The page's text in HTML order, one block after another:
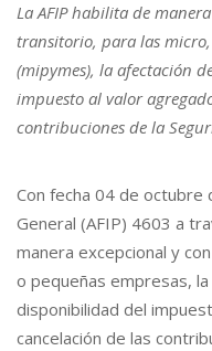
La AFIP habilita de
transitorio, para las
(mipymes), la afectación
impuesto al valor
contribuciones de la
Con fecha 04 de octubre
General (AFIP) 4603 a
manera excepcional y
o pequeñas empresas,
disponibilidad del
cancelación de las